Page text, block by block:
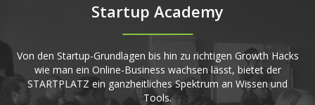
Startup Academy
Von den Startup-Grundlagen bis hin zu richtigen Growth Hacks
wie man ein Online-Business wachsen lässt, bietet der
STARTPLATZ ein ganzheitliches Spektrum an Wissen und
Tools.